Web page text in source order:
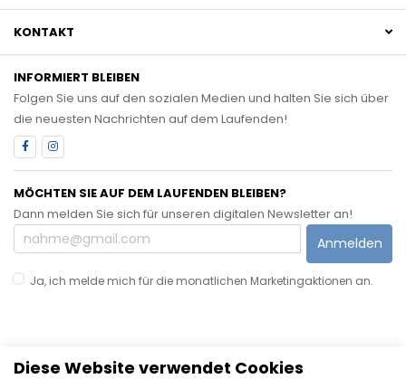
KONTAKT
INFORMIERT BLEIBEN
Folgen Sie uns auf den sozialen Medien und halten Sie sich über
die neuesten Nachrichten auf dem Laufenden!
MÖCHTEN SIE AUF DEM LAUFENDEN BLEIBEN?
Dann melden Sie sich für unseren digitalen Newsletter an!
Anmelden
Ja, ich melde mich für die monatlichen Marketingaktionen an.
Diese Website verwendet Cookies